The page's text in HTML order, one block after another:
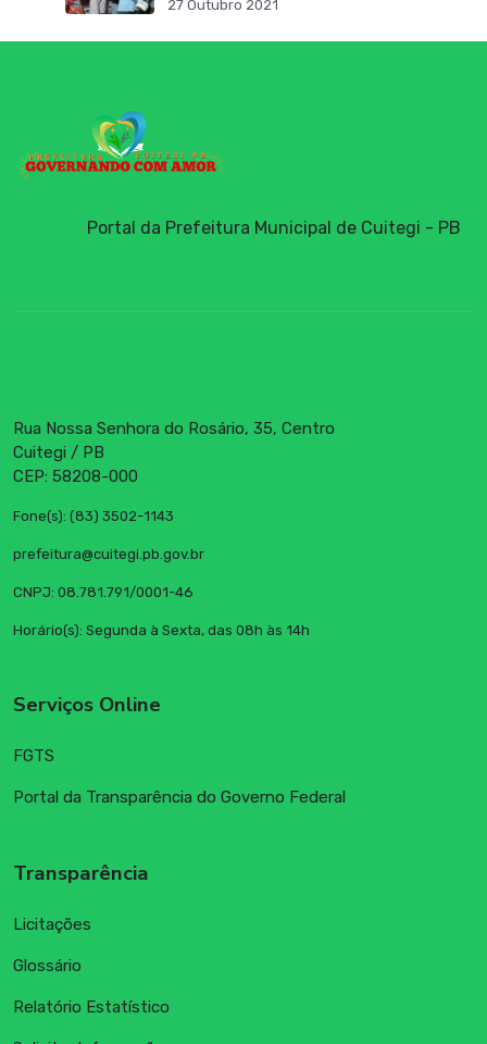
27 Outubro 2021
Portal da Prefeitura Municipal de Cuitegi - PB
Rua Nossa Senhora do Rosário, 35, Centro
Cuitegi / PB
CEP: 58208-000
Fone(s): (83) 3502-1143
prefeitura@cuitegi.pb.gov.br
CNPJ: 08.781.791/0001-46
Horário(s): Segunda à Sexta, das 08h às 14h
Serviços Online
FGTS
Portal da Transparência do Governo Federal
Transparência
Licitações
Glossário
Relatório Estatístico